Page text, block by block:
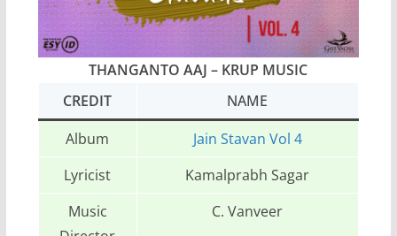
THANGANTO AAJ – KRUP MUSIC
CREDIT
NAME
Album
Jain Stavan Vol 4
Lyricist
Kamalprabh Sagar
Music
C. Vanveer